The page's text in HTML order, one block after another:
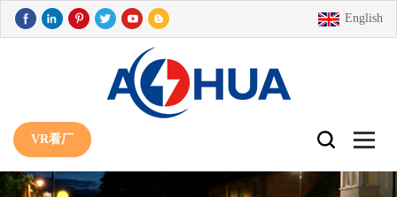
English
VR看厂